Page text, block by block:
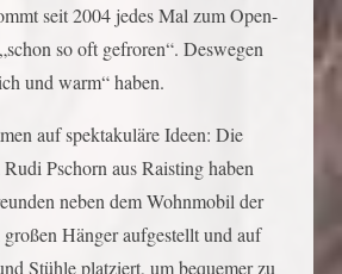
seit 2004 jedes Mal zum Open-
so oft gefroren“. Deswegen
und warm“ haben.
auf spektakuläre Ideen: Die
Pschorn aus Raisting haben
neben dem Wohnmobil der
Hänger aufgestellt und auf
Stühle platziert, um bequemer zu